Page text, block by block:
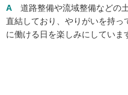
A 道路整備や流域整備などの
直結しており、やりがいを持
に働ける日を楽しみにしていま